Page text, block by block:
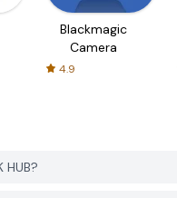
Blackmagic
Camera
4.9
HUB?